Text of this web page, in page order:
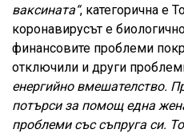
ваксината“, категорична е
коронавирусът е
финансовите проблеми
отключили и други
енергийно вмешателство.
потърси за помощ една
проблеми със съпруга си.